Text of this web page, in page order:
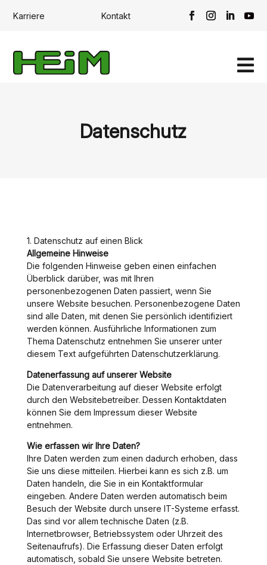
Karriere Kontakt

Datenschutz
1. Datenschutz auf einen Blick
Allgemeine Hinweise
Die folgenden Hinweise geben einen einfachen
Überblick darüber, was mit Ihren
personenbezogenen Daten passiert, wenn Sie
unsere Website besuchen. Personenbezogene Daten
sind alle Daten, mit denen Sie persönlich identifiziert
werden können. Ausführliche Informationen zum
Thema Datenschutz entnehmen Sie unserer unter
diesem Text aufgeführten Datenschutzerklärung.
Datenerfassung auf unserer Website
Die Datenverarbeitung auf dieser Website erfolgt
durch den Websitebetreiber. Dessen Kontaktdaten
können Sie dem Impressum dieser Website
entnehmen.
Wie erfassen wir Ihre Daten?
Ihre Daten werden zum einen dadurch erhoben, dass
Sie uns diese mitteilen. Hierbei kann es sich z.B. um
Daten handeln, die Sie in ein Kontaktformular
eingeben. Andere Daten werden automatisch beim
Besuch der Website durch unsere IT-Systeme erfasst.
Das sind vor allem technische Daten (z.B.
Internetbrowser, Betriebssystem oder Uhrzeit des
Seitenaufrufs). Die Erfassung dieser Daten erfolgt
automatisch, sobald Sie unsere Website betreten.